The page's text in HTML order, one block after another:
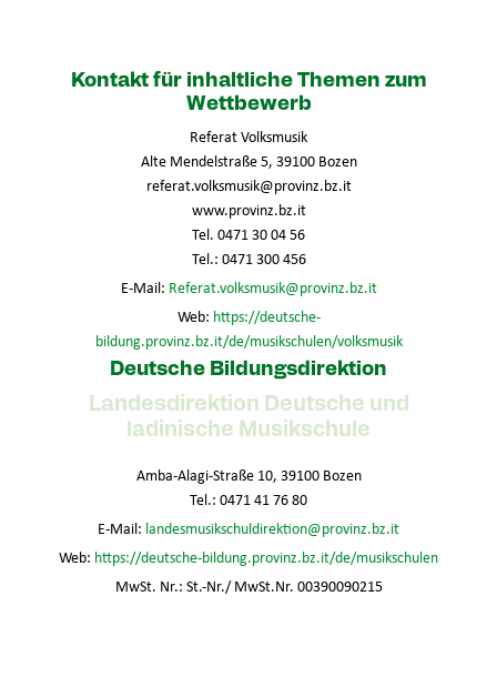
Kontakt für inhaltliche Themen zum
Wettbewerb
Referat Volksmusik
Alte Mendelstraße 5, 39100 Bozen
referat.volksmusik@provinz.bz.it
www.provinz.bz.it
Tel. 0471 30 04 56
Tel.: 0471 300 456
E-Mail: Referat.volksmusik@provinz.bz.it
Web: https://deutsche-
bildung.provinz.bz.it/de/musikschulen/volksmusik
Deutsche Bildungsdirektion
Landesdirektion Deutsche und
ladinische Musikschule
Amba-Alagi-Straße 10, 39100 Bozen
Tel.: 0471 41 76 80
E-Mail: landesmusikschuldirektion@provinz.bz.it
Web: https://deutsche-bildung.provinz.bz.it/de/musikschulen
MwSt. Nr.: St.-Nr./ MwSt.Nr. 00390090215